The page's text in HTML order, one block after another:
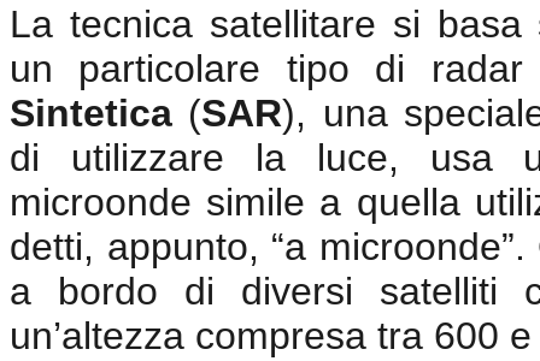
La tecnica satellitare si basa
un particolare tipo di
Sintetica (SAR), una
di utilizzare la luce, usa
microonde simile a quella
detti, appunto, “a
a bordo di diversi satelliti
un’altezza compresa tra 600